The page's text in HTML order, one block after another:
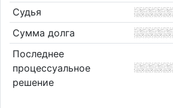
Судья
Сумма долга
Последнее
процессуальное
решение